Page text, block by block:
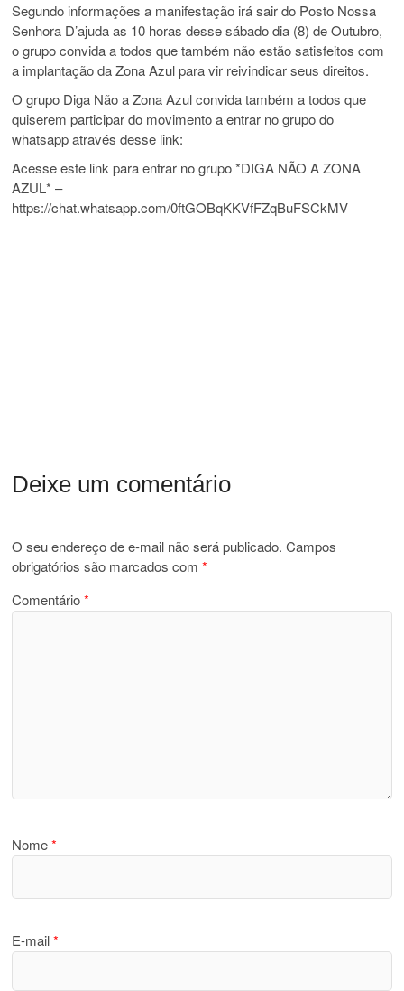
Segundo informações a manifestação irá sair do Posto Nossa
Senhora D’ajuda as 10 horas desse sábado dia (8) de Outubro,
o grupo convida a todos que também não estão satisfeitos com
a implantação da Zona Azul para vir reivindicar seus direitos.
O grupo Diga Não a Zona Azul convida também a todos que
quiserem participar do movimento a entrar no grupo do
whatsapp através desse link:
Acesse este link para entrar no grupo *DIGA NÃO A ZONA
AZUL* –
https://chat.whatsapp.com/0ftGOBqKKVfFZqBuFSCkMV
Deixe um comentário
O seu endereço de e-mail não será publicado. Campos
obrigatórios são marcados com*
Comentário*
Nome*
E-mail*